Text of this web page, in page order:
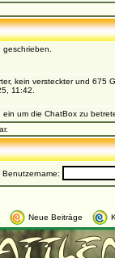
geschrieben.
kein versteckter und 675
11:42.
um die ChatBox zu
Benutzername:
Neue Beiträge